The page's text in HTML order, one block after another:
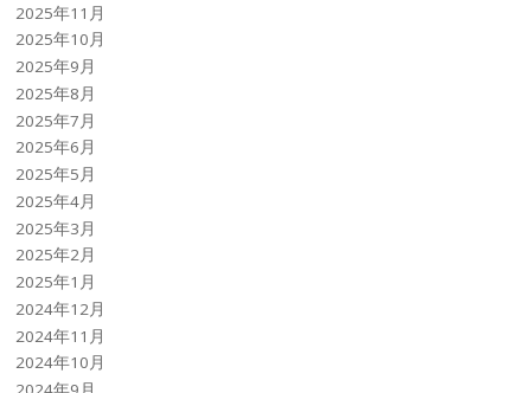
2025年11月
2025年10月
2025年9月
2025年8月
2025年7月
2025年6月
2025年5月
2025年4月
2025年3月
2025年2月
2025年1月
2024年12月
2024年11月
2024年10月